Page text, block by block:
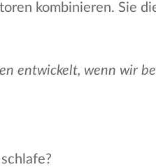
kombinieren. Sie
entwickelt, wenn wir